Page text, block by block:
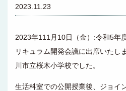
2023.11.23
2023年111月10日（金）:令和5年
リキュラム開発会議に出席いたし
川市立桜木小学校でした。
生活科室での公開授業後、ジョイ